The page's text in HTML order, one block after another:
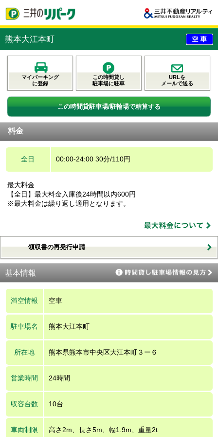
熊本大江本町
マイパーキング
に登録
この時間貸し
駐車場に駐車
URLを
メールで送る
この時間貸駐車場/駐輪場で精算する
料金
全日 00:00-24:00 30分/110円
最大料金
【全日】最大料金入庫後24時間以内600円
※最大料金は繰り返し適用となります。
領収書の再発行申請
基本情報
満空情報 空車
駐車場名 熊本大江本町
所在地 熊本県熊本市中央区大江本町３ー６
営業時間 24時間
収容台数 10台
車両制限 高さ2m、長さ5m、幅1.9m、重量2t